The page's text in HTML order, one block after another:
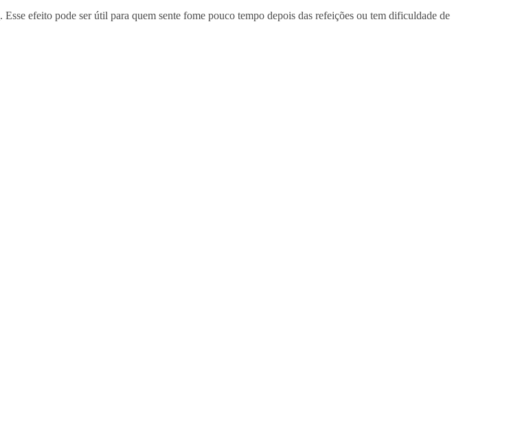
. Esse efeito pode ser útil para quem sente fome pouco tempo depois das refeições ou tem dificuldade de